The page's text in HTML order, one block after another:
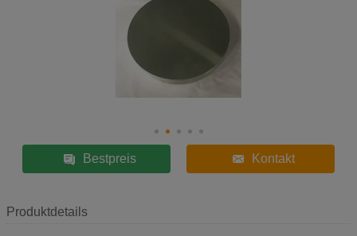
Bestpreis Kontakt
Produktdetails